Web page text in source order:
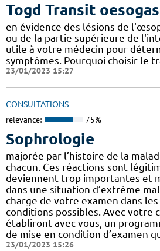
Togd Transit
en évidence des lésions de
ou de la partie supérieure de
utile à votre médecin pour
symptômes. Pourquoi choisir le
23/01/2023 15:27
CONSULTATIONS
relevance: 75%
Sophrologie
majorée par l’histoire de la
chacun. Ces réactions sont
deviennent trop importantes et
dans une situation d’extrême
charge de votre examen dans
conditions possibles. Avec votre
établiront avec vous, un
de mise en condition d’examen
23/01/2023 15:26